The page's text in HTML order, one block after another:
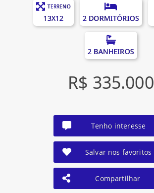
TERRENO
13X12 2 DORMITÓRIOS
2 BANHEIROS
R$ 335.000
Tenho interesse
Salvar nos favoritos
Compartilhar